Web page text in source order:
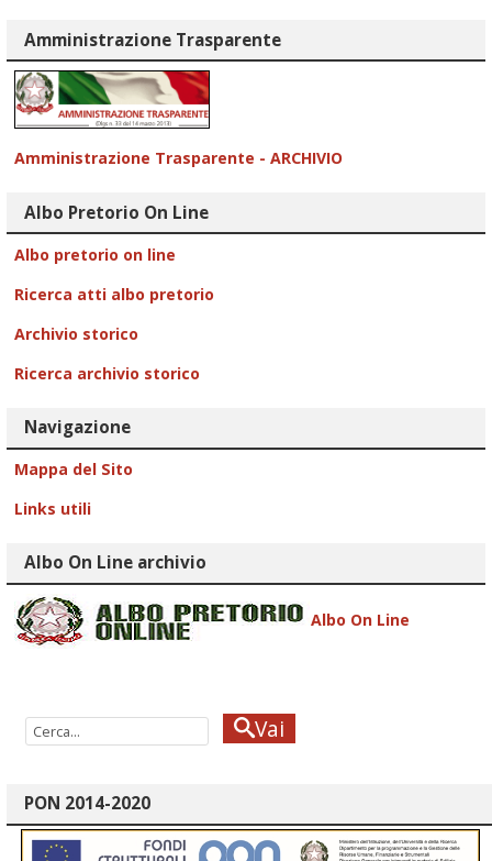
Amministrazione Trasparente
Amministrazione Trasparente - ARCHIVIO
Albo Pretorio On Line
Albo pretorio on line
Ricerca atti albo pretorio
Archivio storico
Ricerca archivio storico
Navigazione
Mappa del Sito
Links utili
Albo On Line archivio
Albo On Line
Vai
PON 2014-2020